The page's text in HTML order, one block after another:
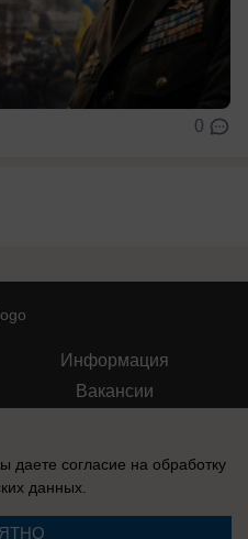
0
Информация
Вакансии
информационных технологий и
даете согласие на обработку
данных.